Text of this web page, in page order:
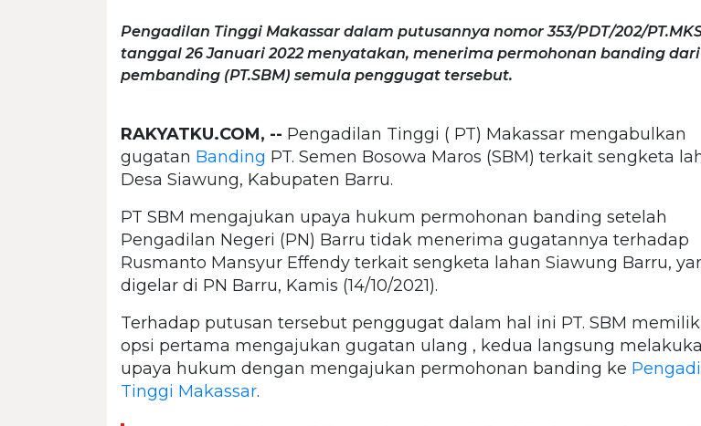
Pengadilan Tinggi Makassar dalam putusannya nomor 353/PDT/202/
tanggal 26 Januari 2022 menyatakan, menerima permohonan banding dari
pembanding (PT.SBM) semula penggugat tersebut.
RAKYATKU.COM, -- Pengadilan Tinggi ( PT) Makassar mengabulkan
gugatan Banding PT. Semen Bosowa Maros (SBM) terkait sengketa
Desa Siawung, Kabupaten Barru.
PT SBM mengajukan upaya hukum permohonan banding setelah
Pengadilan Negeri (PN) Barru tidak menerima gugatannya terhadap
Rusmanto Mansyur Effendy terkait sengketa lahan Siawung Barru,
digelar di PN Barru, Kamis (14/10/2021).
Terhadap putusan tersebut penggugat dalam hal ini PT. SBM
opsi pertama mengajukan gugatan ulang , kedua langsung
upaya hukum dengan mengajukan permohonan banding ke
Tinggi Makassar.